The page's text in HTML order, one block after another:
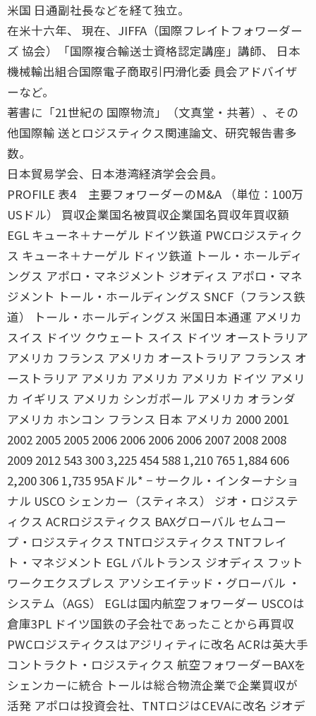
米国 日通副社長などを経て独立。
在米十六年、 現在、JIFFA（国際フレイトフォワーダー
ズ 協会）「国際複合輸送士資格認定講座」講師、 日本
機械輸出組合国際電子商取引円滑化委 員会アドバイザ
ーなど。
著書に「21世紀の 国際物流」（文真堂・共著）、その
他国際輸 送とロジスティクス関連論文、研究報告書多
数。
日本貿易学会、日本港湾経済学会会員。
PROFILE 表4 主要フォワーダーのM&A （単位：100万
USドル） 買収企業国名被買収企業国名買収年買収額
EGL キューネ＋ナーゲル ドイツ鉄道 PWCロジスティク
ス キューネ＋ナーゲル ドィツ鉄道 トール・ホールディ
ングス アポロ・マネジメント ジオディス アポロ・マネ
ジメント トール・ホールディングス SNCF（フランス鉄
道） トール・ホールディングス 米国日本通運 アメリカ
スイス ドイツ クウェート スイス ドイツ オーストラリア
アメリカ フランス アメリカ オーストラリア フランス オ
ーストラリア アメリカ アメリカ アメリカ ドイツ アメリ
カ イギリス アメリカ シンガポール アメリカ オランダ
アメリカ ホンコン フランス 日本 アメリカ 2000 2001
2002 2005 2005 2006 2006 2006 2006 2007 2008 2008
2009 2012 543 300 3,225 454 588 1,210 765 1,884 606
2,200 306 1,735 95Aドル* − サークル・インターナショ
ナル USCO シェンカー（スティネス） ジオ・ロジステ
ィクス ACRロジスティクス BAXグローバル セムコー
プ・ロジスティクス TNTロジスティクス TNTフレイ
ト・マネジメント EGL バルトランス ジオディス フット
ワークエクスプレス アソシエイテッド・グローバル ・
システム（AGS） EGLは国内航空フォワーダー USCOは
倉庫3PL ドイツ国鉄の子会社であったことから再買収
PWCロジスティクスはアジリィティに改名 ACRは英大手
コントラクト・ロジスティクス 航空フォワーダーBAXを
シェンカーに統合 トールは総合物流企業で企業買収が
活発 アポロは投資会社、TNTロジはCEVAに改名 ジオデ